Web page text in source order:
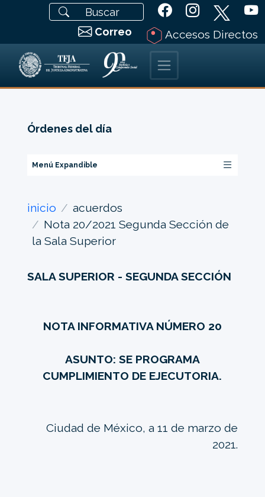
Correo Accesos Directos
Órdenes del día
Menú Expandible
inicio
acuerdos
Nota 20/2021 Segunda Sección de
la Sala Superior
SALA SUPERIOR - SEGUNDA SECCIÓN
NOTA INFORMATIVA NÚMERO 20
ASUNTO: SE PROGRAMA
CUMPLIMIENTO DE EJECUTORIA.
Ciudad de México, a 11 de marzo de
2021.